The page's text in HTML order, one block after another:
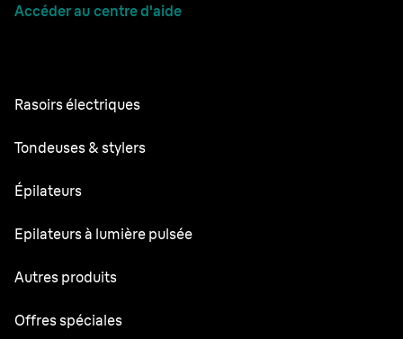
Accéder au centre d'aide
Rasoirs électriques
Series 9 Pro
Series 3
Tondeuses & stylers
Tondeuses à barbe professionnelles
Series X
Épilateurs
Silk·épil SkinSpa
Silk·épil 7
Epilateurs à lumière pulsée
Skin i·expert
Autres produits
Face Spa Pro
Offres spéciales